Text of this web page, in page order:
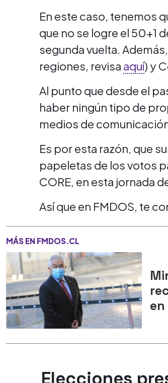
En este caso, tenemos
que no se logre el 50+1
segunda vuelta.
regiones, revisa aquí) y
Al punto que desde el
haber ningún tipo de
medios de
Es por esta razón, que
papeletas de los votos
CORE, en esta jornada
Así que en FMDOS, te
MÁS EN FMDOS.CL
Elecciones